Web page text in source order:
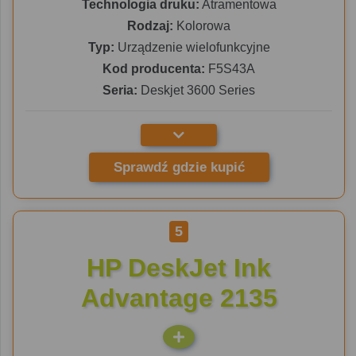
Technologia druku: Atramentowa
Rodzaj: Kolorowa
Typ: Urządzenie wielofunkcyjne
Kod producenta: F5S43A
Seria: Deskjet 3600 Series
Sprawdź gdzie kupić
5
HP DeskJet Ink
Advantage 2135